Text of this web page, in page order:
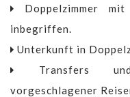
Doppelzimmer
inbegriffen.
Unterkunft in
Transfers und
vorgeschlagener